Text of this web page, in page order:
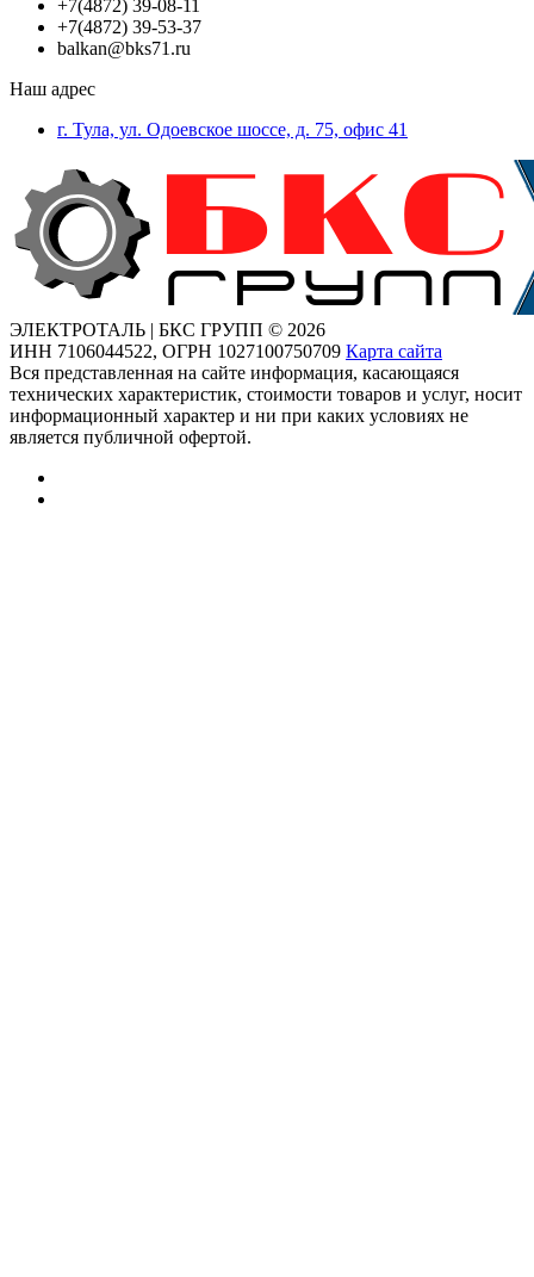
+7(4872) 39-08-11
+7(4872) 39-53-37
balkan@bks71.ru
Наш адрес
г. Тула, ул. Одоевское шоссе, д. 75, офис 41
ЭЛЕКТРОТАЛЬ | БКС ГРУПП © 2026
ИНН 7106044522, ОГРН 1027100750709 Карта сайта
Вся представленная на сайте информация, касающаяся
технических характеристик, стоимости товаров и услуг, носит
информационный характер и ни при каких условиях не
является публичной офертой.